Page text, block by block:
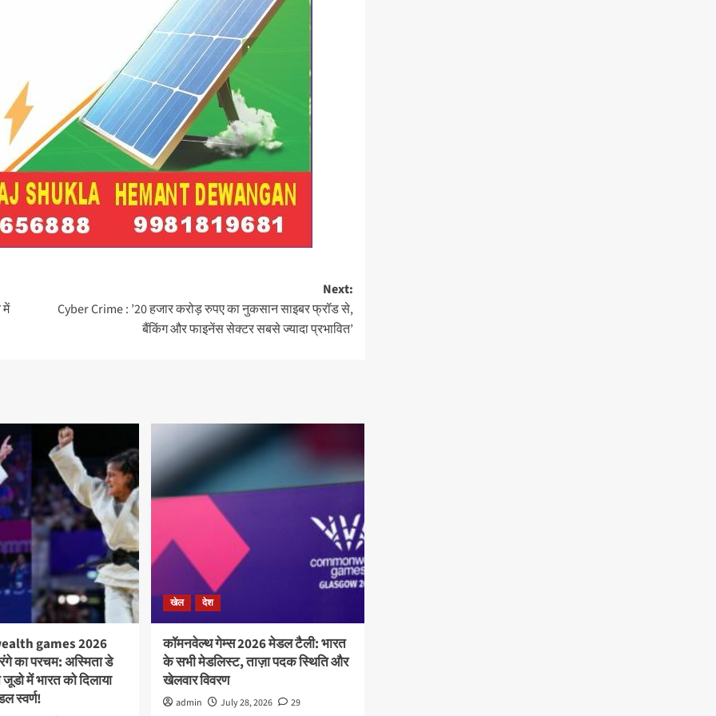
में
Next:
Cyber Crime : ’20 हजार करोड़ रुपए का नुकसान साइबर फ्रॉड से,
बैंकिंग और फाइनेंस सेक्टर सबसे ज्यादा प्रभावित’
games 2026
का परचम: अस्मिता डे
में भारत को दिलाया
स्वर्ण!
खेल देश
कॉमनवेल्थ गेम्स 2026 मेडल टैली: भारत
के सभी मेडलिस्ट, ताज़ा पदक स्थिति और
खेलवार विवरण
admin July 28, 2026 29